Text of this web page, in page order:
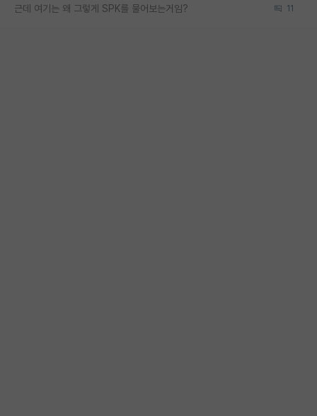
근데 여기는 왜 그렇게 SPK를 물어보는거임? 11